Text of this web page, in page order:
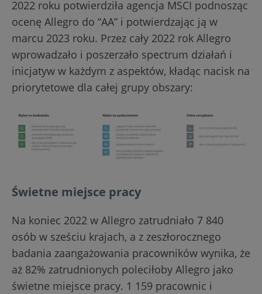
2022 roku potwierdziła agencja MSCI podnosząc
ocenę Allegro do “AA” i potwierdzając ją w
marcu 2023 roku. Przez cały 2022 rok Allegro
wprowadzało i poszerzało spectrum działań i
inicjatyw w każdym z aspektów, kładąc nacisk na
priorytetowe dla całej grupy obszary:
Świetne miejsce pracy
Na koniec 2022 w Allegro zatrudniało 7 840
osób w sześciu krajach, a z zeszłorocznego
badania zaangażowania pracowników wynika, że
aż 82% zatrudnionych poleciłoby Allegro jako
świetne miejsce pracy. 1 159 pracownic i